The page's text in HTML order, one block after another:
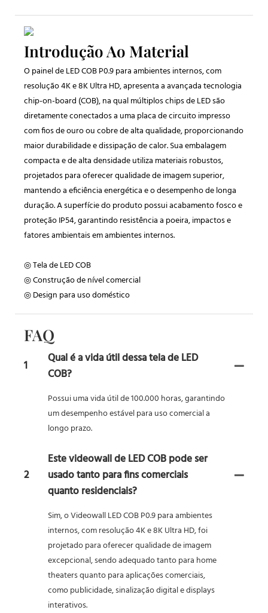
Introdução Ao Material
O painel de LED COB P0.9 para ambientes internos, com
resolução 4K e 8K Ultra HD, apresenta a avançada tecnologia
chip-on-board (COB), na qual múltiplos chips de LED são
diretamente conectados a uma placa de circuito impresso
com fios de ouro ou cobre de alta qualidade, proporcionando
maior durabilidade e dissipação de calor. Sua embalagem
compacta e de alta densidade utiliza materiais robustos,
projetados para oferecer qualidade de imagem superior,
mantendo a eficiência energética e o desempenho de longa
duração. A superfície do produto possui acabamento fosco e
proteção IP54, garantindo resistência a poeira, impactos e
fatores ambientais em ambientes internos.
◎ Tela de LED COB
◎ Construção de nível comercial
◎ Design para uso doméstico
FAQ
1
Qual é a vida útil dessa tela de LED
COB?
Possui uma vida útil de 100.000 horas, garantindo
um desempenho estável para uso comercial a
longo prazo.
2
Este videowall de LED COB pode ser
usado tanto para fins comerciais
quanto residenciais?
Sim, o Videowall LED COB P0.9 para ambientes
internos, com resolução 4K e 8K Ultra HD, foi
projetado para oferecer qualidade de imagem
excepcional, sendo adequado tanto para home
theaters quanto para aplicações comerciais,
como publicidade, sinalização digital e displays
interativos.